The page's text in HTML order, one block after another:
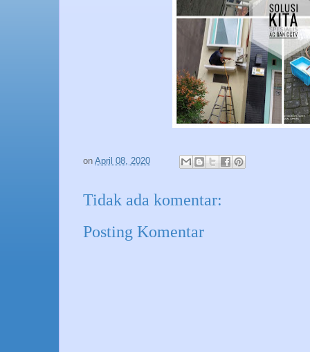
on April 08, 2020
Tidak ada komentar:
Posting Komentar